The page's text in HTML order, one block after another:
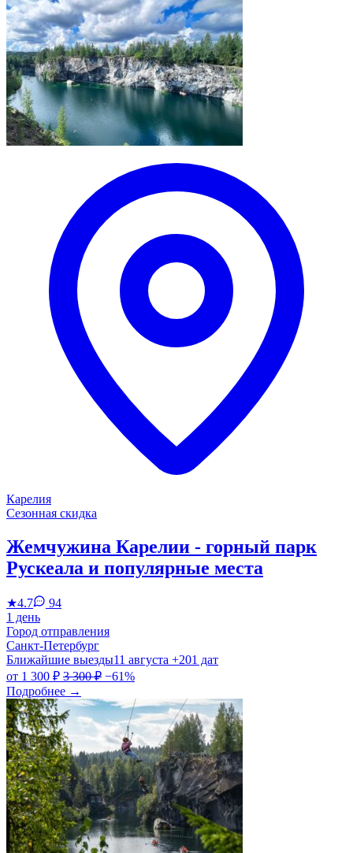
Карелия
Сезонная скидка
Жемчужина Карелии - горный парк
Рускеала и популярные места
★4.7
94
1 день
Город отправления
Санкт-Петербург
Ближайшие выезды11 августа +201 дат
от 1 300 ₽ 3 300 ₽ −61%
Подробнее →